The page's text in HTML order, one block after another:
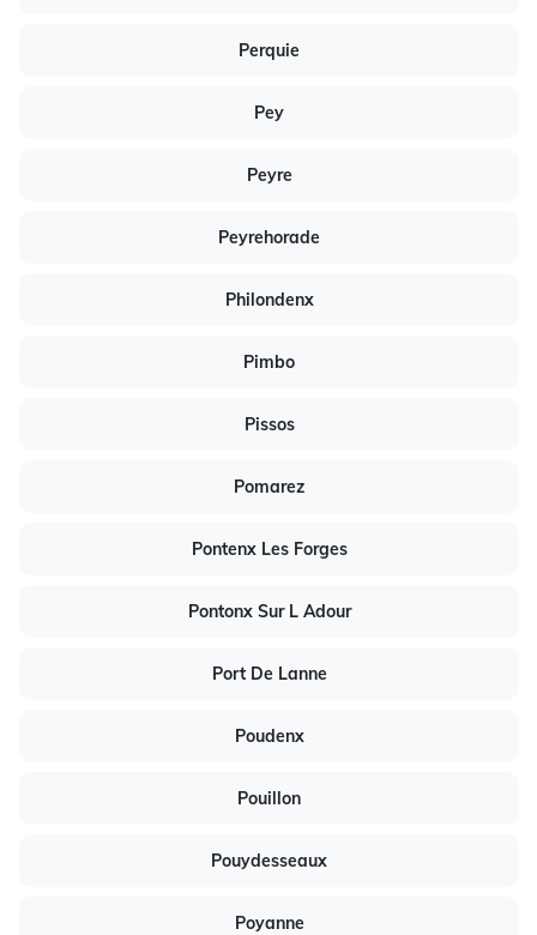
Perquie
Pey
Peyre
Peyrehorade
Philondenx
Pimbo
Pissos
Pomarez
Pontenx Les Forges
Pontonx Sur L Adour
Port De Lanne
Poudenx
Pouillon
Pouydesseaux
Poyanne